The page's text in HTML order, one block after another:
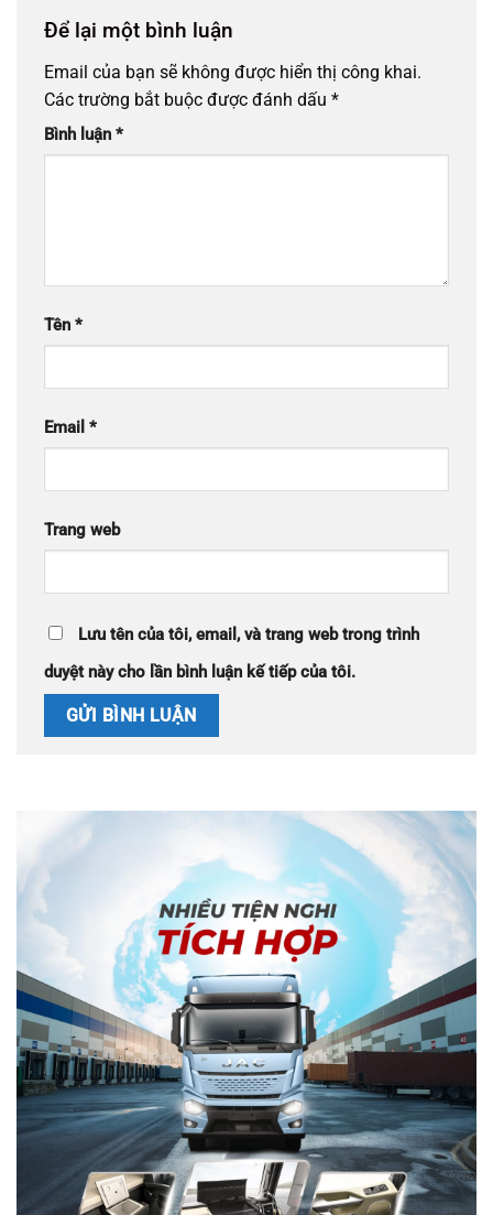
Để lại một bình luận
Email của bạn sẽ không được hiển thị công khai.
Các trường bắt buộc được đánh dấu *
Bình luận *
Tên *
Email *
Trang web
Lưu tên của tôi, email, và trang web trong trình
duyệt này cho lần bình luận kế tiếp của tôi.